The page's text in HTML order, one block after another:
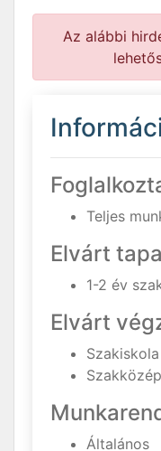
Az alábbi
Teljes
Elvárt
1-2 év
Elvárt
Általános